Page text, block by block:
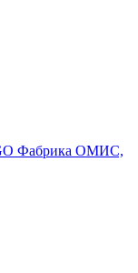
Фабрика ОМИС,